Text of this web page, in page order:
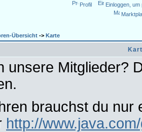
Profil
Einloggen,
Übersicht -> Karte
unsere Mitglieder?
brauchst du nur
http://